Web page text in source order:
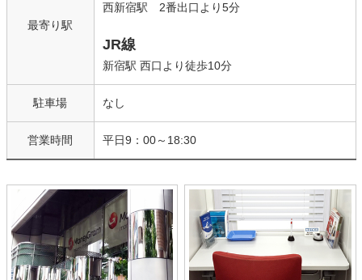
最寄り駅
西新宿駅 2番出口より5分
JR線
新宿駅 西口より徒歩10分
駐車場 なし
営業時間 平日9：00～18:30